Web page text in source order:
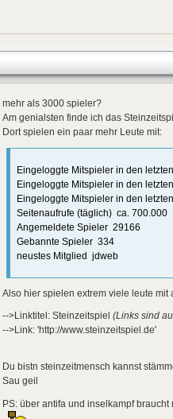
mehr als 3000 spieler?
Am genialsten finde ich das
Dort spielen ein paar mehr Leute mit:
Eingeloggte Mitspieler in den
Eingeloggte Mitspieler in den
Eingeloggte Mitspieler in den
Seitenaufrufe (täglich) ca. 700.000
Angemeldete Spieler 29166
Gebannte Spieler 334
neustes Mitglied jdweb
Also hier spielen extrem viele leute
-->Linktitel: Steinzeitspiel (Links sind
-->Link: 'http://www.steinzeitspiel.de'
Du bistn steinzeitmensch kannst
Sau geil
PS: über antifa und inselkampf